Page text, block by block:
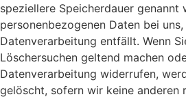
speziellere Speicherdauer genannt
personenbezogenen Daten bei
Datenverarbeitung entfällt. Wenn
Löschersuchen geltend machen
Datenverarbeitung widerrufen,
gelöscht, sofern wir keine anderen